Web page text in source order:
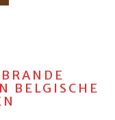
BELGISCHE